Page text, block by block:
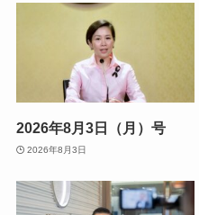
2026年8月3日（月）号
2026年8月3日